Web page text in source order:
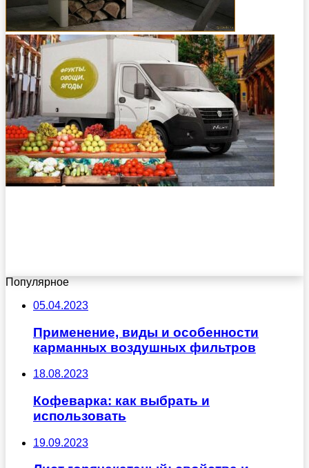
Популярное
05.04.2023
Применение, виды и особенности
карманных воздушных фильтров
18.08.2023
Кофеварка: как выбрать и
использовать
19.09.2023